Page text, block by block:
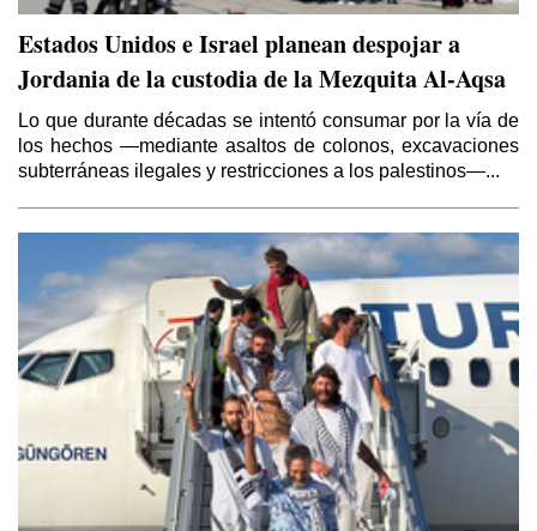
Estados Unidos e Israel planean despojar a
Jordania de la custodia de la Mezquita Al-Aqsa
Lo que durante décadas se intentó consumar por la vía de
los hechos —mediante asaltos de colonos, excavaciones
subterráneas ilegales y restricciones a los palestinos—...